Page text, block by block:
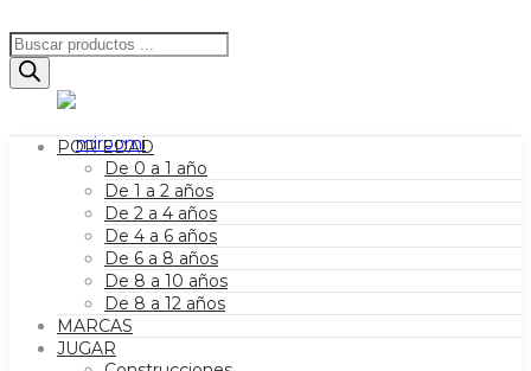
Búsqueda
de
productos
POR EDAD
De 0 a 1 año
De 1 a 2 años
De 2 a 4 años
De 4 a 6 años
De 6 a 8 años
De 8 a 10 años
De 8 a 12 años
MARCAS
JUGAR